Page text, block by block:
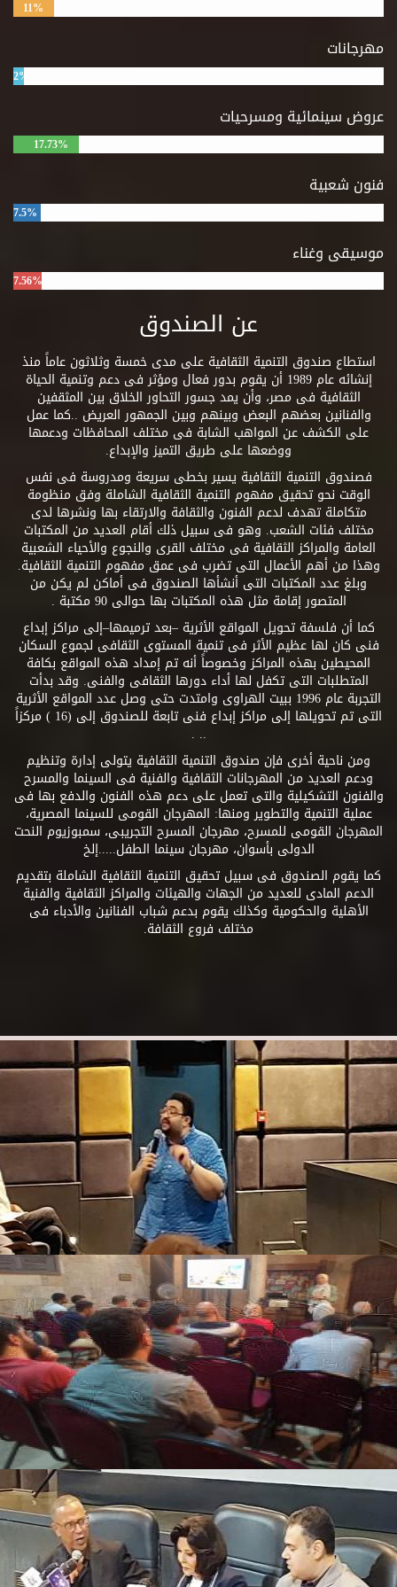
11%
مهرجانات
2%
عروض سينمائية ومسرحيات
17.73%
فنون شعبية
7.5%
موسيقى وغناء
7.56%
عن الصندوق
استطاع صندوق التنمية الثقافية على مدى خمسة وثلاثون عاماً منذ
إنشائه عام 1989 أن يقوم بدور فعال ومؤثر فى دعم وتنمية الحياة
الثقافية فى مصر، وأن يمد جسور التحاور الخلاق بين المثقفين
والفنانين بعضهم البعض وبينهم وبين الجمهور العريض ..كما عمل
على الكشف عن المواهب الشابة فى مختلف المحافظات ودعمها
ووضعها على طريق التميز والإبداع.
فصندوق التنمية الثقافية يسير بخطى سريعة ومدروسة فى نفس
الوقت نحو تحقيق مفهوم التنمية الثقافية الشاملة وفق منظومة
متكاملة تهدف لدعم الفنون والثقافة والارتقاء بها ونشرها لدى
مختلف فئات الشعب. وهو فى سبيل ذلك أقام العديد من المكتبات
العامة والمراكز الثقافية فى مختلف القرى والنجوع والأحياء الشعبية
وهذا من أهم الأعمال التى تضرب فى عمق مفهوم التنمية الثقافية.
وبلغ عدد المكتبات التى أنشأها الصندوق فى أماكن لم يكن من
المتصور إقامة مثل هذه المكتبات بها حوالى 90 مكتبة .
كما أن فلسفة تحويل المواقع الأثرية –بعد ترميمها–إلى مراكز إبداع
فنى كان لها عظيم الأثر فى تنمية المستوى الثقافى لجموع السكان
المحيطين بهذه المراكز وخصوصاً أنه تم إمداد هذه المواقع بكافة
المتطلبات التى تكفل لها أداء دورها الثقافى والفنى. وقد بدأت
التجربة عام 1996 ببيت الهراوى وامتدت حتى وصل عدد المواقع الأثرية
التى تم تحويلها إلى مراكز إبداع فنى تابعة للصندوق إلى (16 ) مركزاً
.. .
ومن ناحية أخرى فإن صندوق التنمية الثقافية يتولى إدارة وتنظيم
ودعم العديد من المهرجانات الثقافية والفنية فى السينما والمسرح
والفنون التشكيلية والتى تعمل على دعم هذه الفنون والدفع بها فى
عملية التنمية والتطوير ومنها: المهرجان القومى للسينما المصرية،
المهرجان القومى للمسرح، مهرجان المسرح التجريبى، سمبوزيوم النحت
الدولى بأسوان، مهرجان سينما الطفل.....إلخ
كما يقوم الصندوق فى سبيل تحقيق التنمية الثقافية الشاملة بتقديم
الدعم المادى للعديد من الجهات والهيئات والمراكز الثقافية والفنية
الأهلية والحكومية وكذلك يقوم بدعم شباب الفنانين والأدباء فى
مختلف فروع الثقافة.